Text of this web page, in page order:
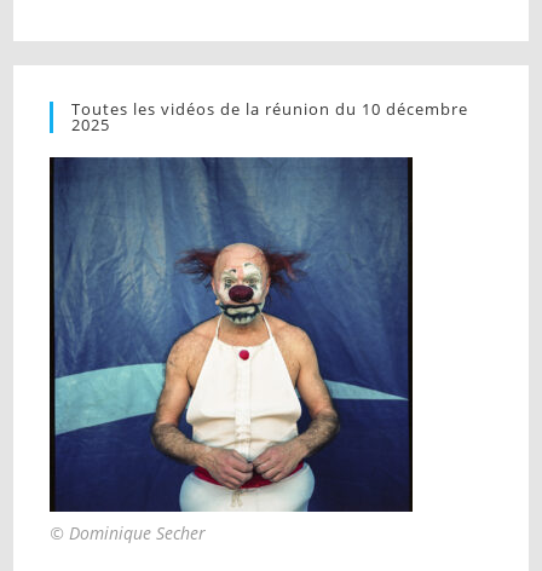
Toutes les vidéos de la réunion du 10 décembre
2025
© Dominique Secher